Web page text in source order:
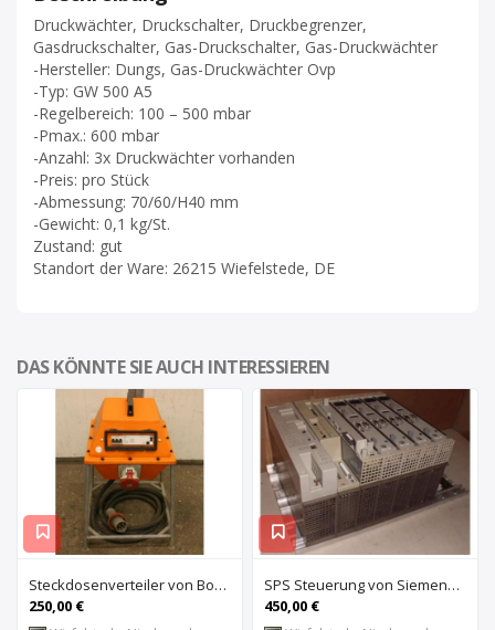
Druckwächter, Druckschalter, Druckbegrenzer,
Gasdruckschalter, Gas-Druckschalter, Gas-Druckwächter
-Hersteller: Dungs, Gas-Druckwächter Ovp
-Typ: GW 500 A5
-Regelbereich: 100 – 500 mbar
-Pmax.: 600 mbar
-Anzahl: 3x Druckwächter vorhanden
-Preis: pro Stück
-Abmessung: 70/60/H40 mm
-Gewicht: 0,1 kg/St.
Zustand: gut
Standort der Ware: 26215 Wiefelstede, DE
DAS KÖNNTE SIE AUCH INTERESSIEREN
Steckdosenverteiler von Bosecker – EV-2501-Z
250,00 €
SPS Steuerung von Siemens Phonix – S5 6ES5 491-0LB11
450,00 €